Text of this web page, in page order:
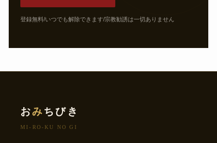
登録無料/いつでも解除できます/宗教勧誘は一切ありません
おみちびき
MI-RO-KU NO GI